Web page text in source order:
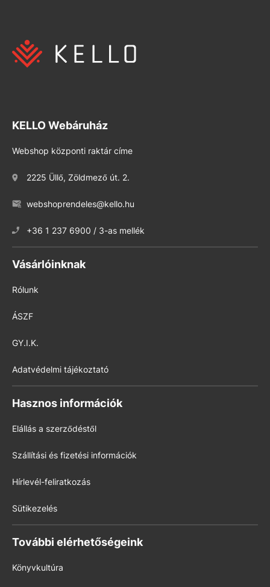
KELLO Webáruház
Webshop központi raktár címe
2225 Üllő, Zöldmező út. 2.
webshoprendeles@kello.hu
+36 1 237 6900 / 3-as mellék
Vásárlóinknak
Rólunk
ÁSZF
GY.I.K.
Adatvédelmi tájékoztató
Hasznos információk
Elállás a szerződéstől
Szállítási és fizetési információk
Hírlevél-feliratkozás
Sütikezelés
További elérhetőségeink
Könyvkultúra